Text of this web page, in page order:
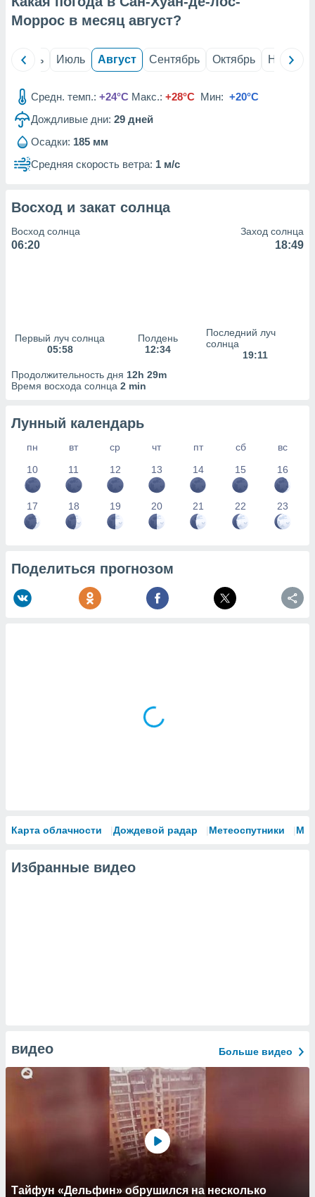
из
данных
наших 1199
Моррос в месяц август?
Июнь Июль Август Сентябрь Октябрь Ноябрь
Средн. темп.: +24°C Макс.: +28°C Мин: +20°C
Дождливые дни: 29 дней
Осадки: 185 мм
Средняя скорость ветра: 1 м/с
Восход и закат солнца
Восход солнца
06:20
Заход солнца
18:49
Первый луч солнца
05:58
Полдень
12:34
Последний луч
солнца
19:11
Продолжительность дня 12h 29m
Время восхода солнца 2 min
Лунный календарь
пн вт ср чт пт сб
вс
10
11 12 13 14 15 16
17 18 19 20 21 22 23
Поделиться прогнозом
Карта облачности Дождевой радар Метеоспутники
Избранные видео
видео Больше видео
Тайфун «Дельфин» обрушился на несколько